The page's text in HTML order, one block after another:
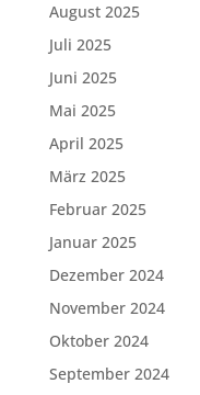
August 2025
Juli 2025
Juni 2025
Mai 2025
April 2025
März 2025
Februar 2025
Januar 2025
Dezember 2024
November 2024
Oktober 2024
September 2024